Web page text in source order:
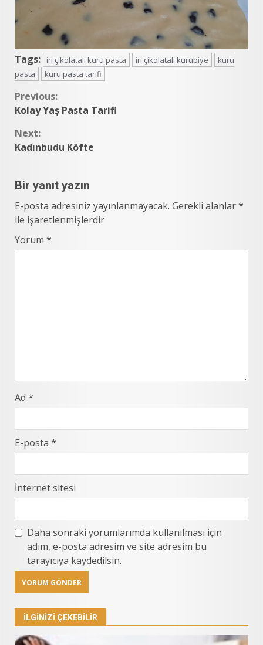
Tags: iri çikolatalı kuru pasta iri çikolatalı kurubiye
kuru
pasta
kuru pasta tarifi
Continue
Reading
Previous:
Kolay Yaş Pasta Tarifi
Next:
Kadınbudu Köfte
Bir yanıt yazın
E-posta adresiniz yayınlanmayacak. Gerekli alanlar*
ile işaretlenmişlerdir
Yorum *
Ad *
E-posta *
İnternet sitesi
Daha sonraki yorumlarımda kullanılması için
adım, e-posta adresim ve site adresim bu
tarayıcıya kaydedilsin.
İLGINIZI ÇEKEBILIR